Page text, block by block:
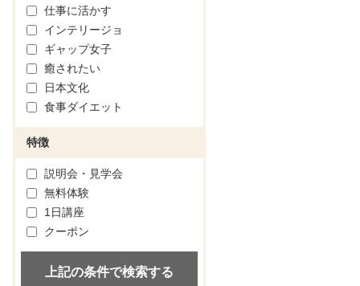
仕事に活かす
インテリージョ
ギャップ女子
癒されたい
日本文化
食事ダイエット
特徴
説明会・見学会
無料体験
1日講座
クーポン